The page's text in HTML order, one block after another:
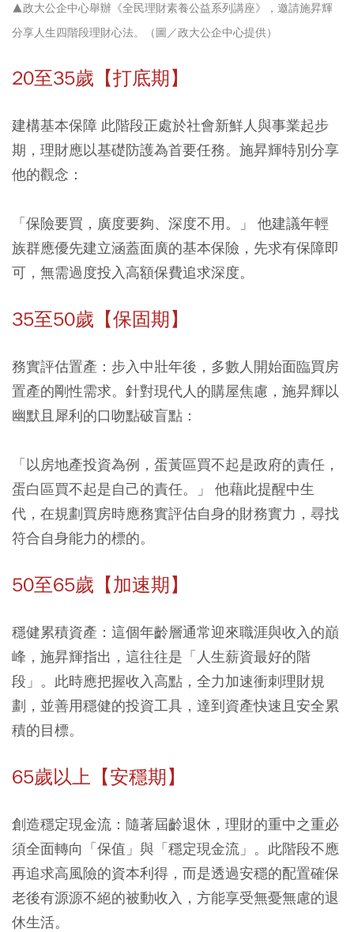
▲政大公企中心舉辦《全民理財素養公益系列講座》，邀請施昇輝
分享人生四階段理財心法。（圖／政大公企中心提供）
20至35歲【打底期】
建構基本保障 此階段正處於社會新鮮人與事業起步
期，理財應以基礎防護為首要任務。施昇輝特別分享
他的觀念：
「保險要買，廣度要夠、深度不用。」 他建議年輕
族群應優先建立涵蓋面廣的基本保險，先求有保障即
可，無需過度投入高額保費追求深度。
35至50歲【保固期】
務實評估置產： 步入中壯年後，多數人開始面臨買房
置產的剛性需求。針對現代人的購屋焦慮，施昇輝以
幽默且犀利的口吻點破盲點：
「以房地產投資為例，蛋黃區買不起是政府的責任，
蛋白區買不起是自己的責任。」 他藉此提醒中生
代，在規劃買房時應務實評估自身的財務實力，尋找
符合自身能力的標的。
50至65歲【加速期】
穩健累積資產： 這個年齡層通常迎來職涯與收入的巔
峰，施昇輝指出，這往往是「人生薪資最好的階
段」。此時應把握收入高點，全力加速衝刺理財規
劃，並善用穩健的投資工具，達到資產快速且安全累
積的目標。
65歲以上【安穩期】
創造穩定現金流： 隨著屆齡退休，理財的重中之重必
須全面轉向「保值」與「穩定現金流」。此階段不應
再追求高風險的資本利得，而是透過安穩的配置確保
老後有源源不絕的被動收入，方能享受無憂無慮的退
休生活。